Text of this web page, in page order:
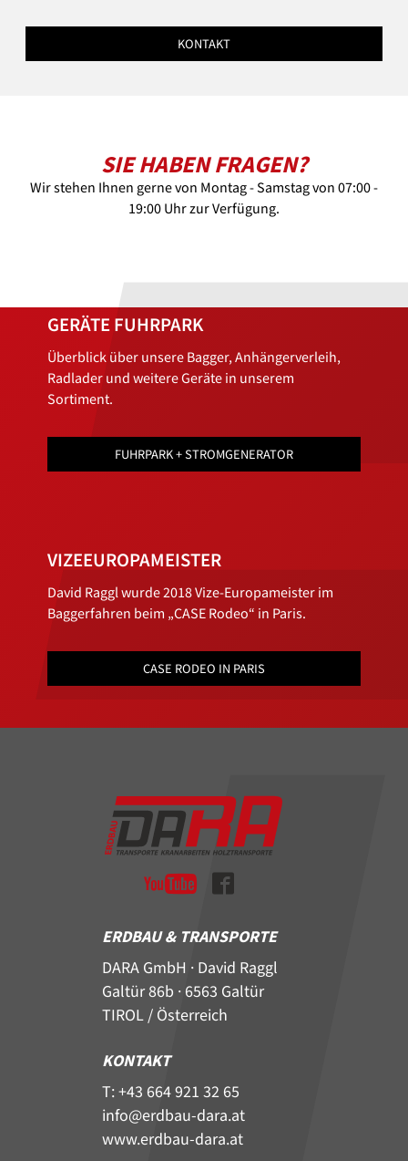
KONTAKT
SIE HABEN FRAGEN?
Wir stehen Ihnen gerne von Montag - Samstag von 07:00 -
19:00 Uhr zur Verfügung.
GERÄTE FUHRPARK
Überblick über unsere Bagger, Anhängerverleih,
Radlader und weitere Geräte in unserem
Sortiment.
FUHRPARK + STROMGENERATOR
VIZEEUROPAMEISTER
David Raggl wurde 2018 Vize-Europameister im
Baggerfahren beim „CASE Rodeo“ in Paris.
CASE RODEO IN PARIS
ERDBAU & TRANSPORTE
DARA GmbH · David Raggl
Galtür 86b · 6563 Galtür
TIROL / Österreich
KONTAKT
T: +43 664 921 32 65
info@erdbau-dara.at
www.erdbau-dara.at